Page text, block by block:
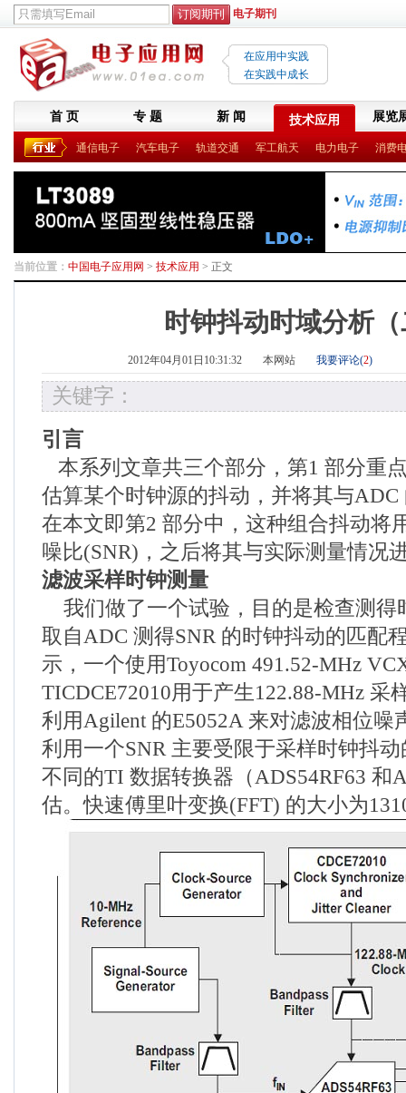
电子期刊
在应用中实践
在实践中成长
首 页 专 题 新 闻 技术应用 展览
通信电子 汽车电子 轨道交通 军工航天 电力电子 消费
当前位置： 中国电子应用网 > 技术应用 > 正文
时钟抖动时域分析
2012年04月01日10:31:32 本网站 我要评论(2)
关键字：
引言
本系列文章共三个部分，第1 部分重
估算某个时钟源的抖动，并将其与
在本文即第2 部分中，这种组合抖动将
噪比(SNR)，之后将其与实际测量情况
滤波采样时钟测量
我们做了一个试验，目的是检查测得
取自ADC 测得SNR 的时钟抖动的匹配
示，一个使用Toyocom 491.52-MHz
TICDCE72010用于产生122.88-MHz 采
利用Agilent 的E5052A 来对滤波相位噪
利用一个SNR 主要受限于采样时钟抖
不同的TI 数据转换器（ADS54RF63 和
估。快速傅里叶变换(FFT) 的大小为